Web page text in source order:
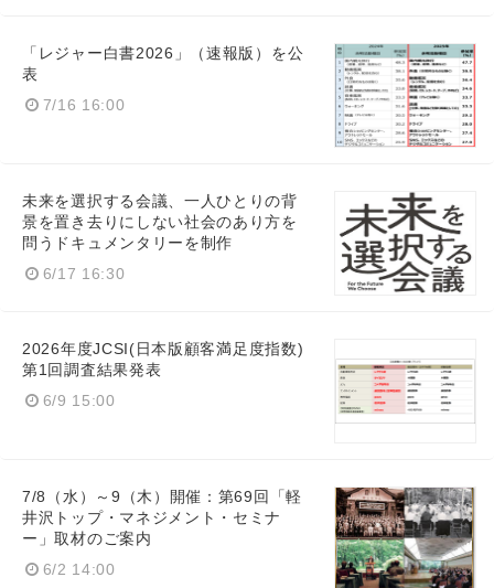
「レジャー白書2026」（速報版）を公
表
7/16 16:00
未来を選択する会議、一人ひとりの背
景を置き去りにしない社会のあり方を
問うドキュメンタリーを制作
6/17 16:30
2026年度JCSI(日本版顧客満足度指数)
第1回調査結果発表
6/9 15:00
7/8（水）～9（木）開催：第69回「軽
井沢トップ・マネジメント・セミナ
ー」取材のご案内
6/2 14:00
Japanese
English